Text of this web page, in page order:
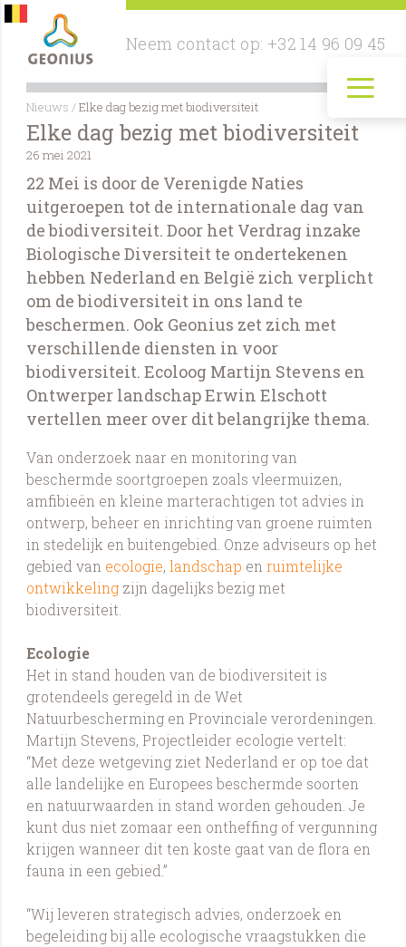
≡
Neem contact op: +32 14 96 09 45
Nieuws /Elke dag bezig met biodiversiteit
Elke dag bezig met biodiversiteit
26 mei 2021
22 Mei is door de Verenigde Naties
uitgeroepen tot de internationale dag van
de biodiversiteit. Door het Verdrag inzake
Biologische Diversiteit te ondertekenen
hebben Nederland en België zich verplicht
om de biodiversiteit in ons land te
beschermen. Ook Geonius zet zich met
verschillende diensten in voor
biodiversiteit. Ecoloog Martijn Stevens en
Ontwerper landschap Erwin Elschott
vertellen meer over dit belangrijke thema.
Van onderzoek naar en monitoring van
beschermde soortgroepen zoals vleermuizen,
amfibieën en kleine marterachtigen tot advies in
ontwerp, beheer en inrichting van groene ruimten
in stedelijk en buitengebied. Onze adviseurs op het
gebied van ecologie,landschap enruimtelijke
ontwikkeling zijn dagelijks bezig met
biodiversiteit.
Ecologie
Het in stand houden van de biodiversiteit is
grotendeels geregeld in de Wet
Natuurbescherming en Provinciale verordeningen.
Martijn Stevens, Projectleider ecologie vertelt:
“Met deze wetgeving ziet Nederland er op toe dat
alle landelijke en Europees beschermde soorten
en natuurwaarden in stand worden gehouden. Je
kunt dus niet zomaar een ontheffing of vergunning
krijgen wanneer dit ten koste gaat van de flora en
fauna in een gebied.”
“Wij leveren strategisch advies, onderzoek en
begeleiding bij alle ecologische vraagstukken die